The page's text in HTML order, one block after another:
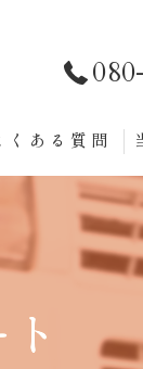
くある質問